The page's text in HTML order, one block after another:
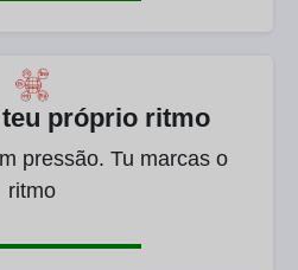
próprio ritmo
pressão. Tu marcas o
ritmo